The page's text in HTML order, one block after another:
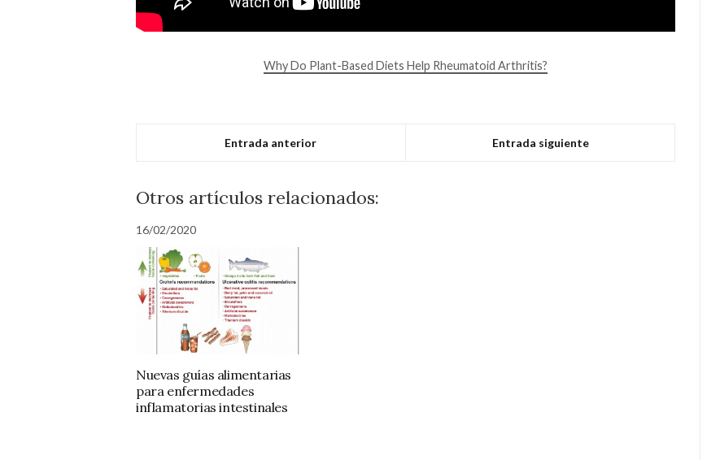
Why Do Plant-Based Diets Help Rheumatoid Arthritis?
Entrada anterior Entrada siguiente
Otros artículos relacionados:
16/02/2020
Nuevas guías alimentarias
para enfermedades
inflamatorias intestinales